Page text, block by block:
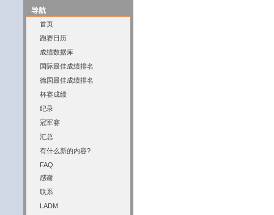
导航
首页
跑赛日历
成绩数据库
国际最佳成绩排名
德国最佳成绩排名
杯赛成绩
纪录
冠军赛
汇总
有什么新的内容?
FAQ
感谢
联系
LADM